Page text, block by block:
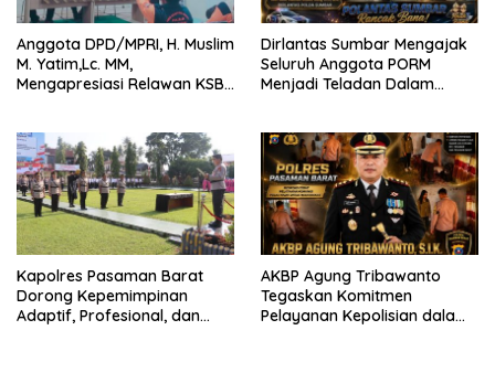
Anggota DPD/MPRI, H. Muslim
M. Yatim,Lc. MM,
Mengapresiasi Relawan KSB
Bencana
Dirlantas Sumbar Mengajak
Seluruh Anggota PORM
Menjadi Teladan Dalam
Perlengkapan Keselamatan
Berkendara
Kapolres Pasaman Barat
Dorong Kepemimpinan
Adaptif, Profesional, dan
AKBP Agung Tribawanto
Tegaskan Komitmen
Pelayanan Kepolisian dalam